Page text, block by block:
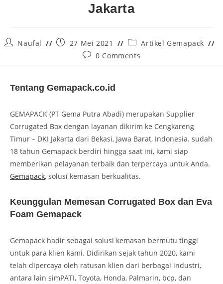
Jakarta
Naufal 27 Mei 2021
Artikel Gemapack
0 Comments
Tentang Gemapack.co.id
GEMAPACK (PT Gema Putra Abadi) merupakan Supplier
Corrugated Box dengan layanan dikirim ke Cengkareng
Timur – DKI Jakarta dari Bekasi, Jawa Barat, Indonesia. sudah
18 tahun Gemapack berdiri hingga saat ini, kami siap
memberikan pelayanan terbaik dan terpercaya untuk Anda.
Gemapack, solusi kemasan berkualitas.
Keunggulan Memesan Corrugated Box dan Eva
Foam Gemapack
Gemapack hadir sebagai solusi kemasan bermutu tinggi
untuk para klien kami. Didirikan sejak tahun 2020, kami
telah dipercaya oleh ratusan klien dari berbagai industri,
antara lain simPATI, Toyota, Honda, Palmarin, bcp, dan